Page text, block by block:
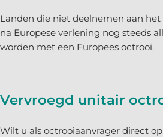
Landen die niet deelnemen aan
na Europese verlening nog steeds
worden met een Europees octrooi.
Vervroegd unitair
Wilt u als octrooiaanvrager direct